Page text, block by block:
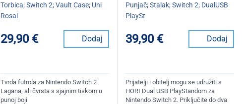
Torbica; Switch 2; Vault Case; Uni
Rosal
29,90 € Dodaj
Tvrda futrola za Nintendo Switch 2
Lagana, ali čvrsta s sjajnim tiskom u
punoj boji
Punjač; Stalak; Switch 2; DualUSB
PlaySt
39,90 € Dodaj
Prijatelji i obitelj mogu se udružiti s
HORI Dual USB PlayStandom za
Nintendo Switch 2. Priključite do dva